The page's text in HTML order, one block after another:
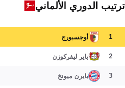
ترتيب الدوري الألماني
1 أوجسبورج
2 باير ليفركوزن
3 بايرن ميونخ